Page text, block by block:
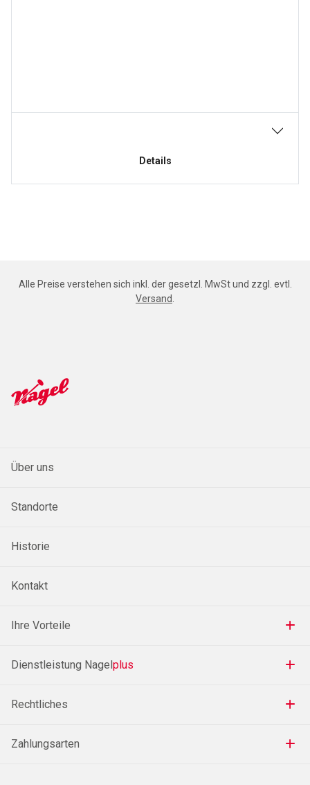
Details
Alle Preise verstehen sich inkl. der gesetzl. MwSt und zzgl. evtl.
Versand
Über uns
Standorte
Historie
Kontakt
Ihre Vorteile
Dienstleistung Nagelplus
Rechtliches
Zahlungsarten